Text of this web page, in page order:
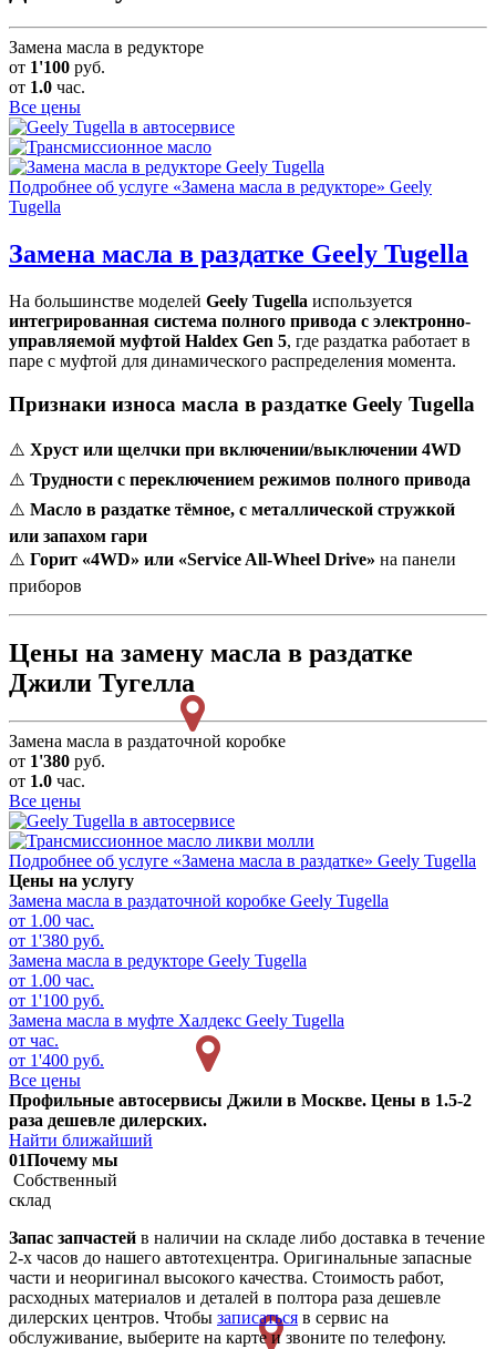
Замена масла в редукторе
от 1'100 руб.
от 1.0 час.
Все цены
Подробнее об услуге «Замена масла в редукторе» Geely
Tugella
Замена масла в раздатке Geely Tugella
На большинстве моделей Geely Tugella используется
интегрированная система полного привода с электронно-
управляемой муфтой Haldex Gen 5, где раздатка работает в
паре с муфтой для динамического распределения момента.
Признаки износа масла в раздатке Geely Tugella
⚠️ Хруст или щелчки при включении/выключении 4WD
⚠️ Трудности с переключением режимов полного привода
⚠️ Масло в раздатке тёмное, с металлической стружкой
или запахом гари
⚠️ Горит «4WD» или «Service All-Wheel Drive» на панели
приборов
Цены на замену масла в раздатке
Джили Тугелла
Замена масла в раздаточной коробке
от 1'380 руб.
от 1.0 час.
Все цены
Подробнее об услуге «Замена масла в раздатке» Geely Tugella
Цены на услугу
Замена масла в раздаточной коробке Geely Tugella
от 1.00 час.
от 1'380 руб.
Замена масла в редукторе Geely Tugella
от 1.00 час.
от 1'100 руб.
Замена масла в муфте Халдекс Geely Tugella
от час.
от 1'400 руб.
Все цены
Профильные автосервисы Джили в Москве. Цены в 1.5-2
раза дешевле дилерских.
Найти ближайший
01Почему мы
Собственный
склад
Запас запчастей в наличии на складе либо доставка в течение
2-х часов до нашего автотехцентра. Оригинальные запасные
части и неоригинал высокого качества. Стоимость работ,
расходных материалов и деталей в полтора раза дешевле
дилерских центров. Чтобы записаться в сервис на
обслуживание, выберите на карте и звоните по телефону.